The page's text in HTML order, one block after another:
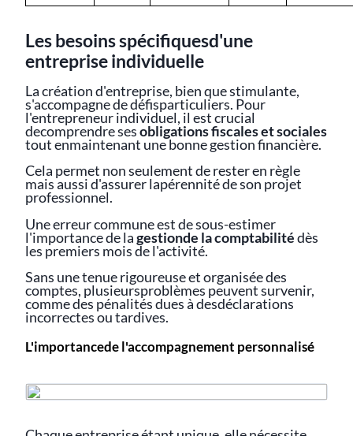
Les besoins spécifiquesd'une
entreprise individuelle
La création d'entreprise, bien que stimulante,
s'accompagne de défisparticuliers. Pour
l'entrepreneur individuel, il est crucial
decomprendre sesobligations fiscales et sociales
tout enmaintenant une bonne gestion financière.
Cela permet non seulement de rester en règle
mais aussi d'assurer lapérennité de son projet
professionnel.
Une erreur commune est de sous-estimer
l'importance de lagestionde la comptabilitédès
les premiers mois de l'activité.
Sans une tenue rigoureuse et organisée des
comptes, plusieursproblèmes peuvent survenir,
comme des pénalités dues à desdéclarations
incorrectes ou tardives.
L'importancede l'accompagnement personnalisé